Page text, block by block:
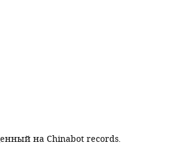
на Chinabot records.